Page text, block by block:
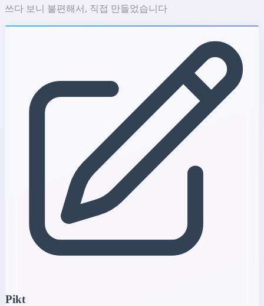
쓰다 보니 불편해서, 직접 만들었습니다
Pikt